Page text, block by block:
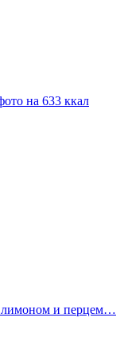
на 633 ккал
лимоном и перцем…